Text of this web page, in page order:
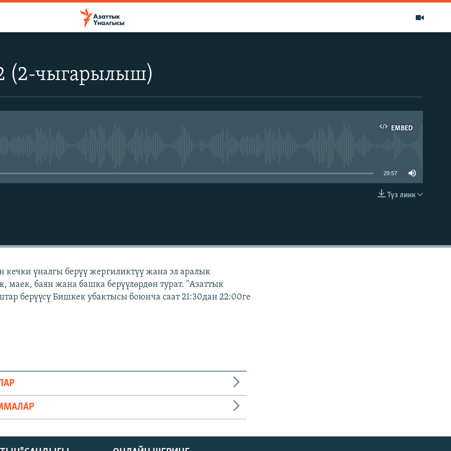
(2-чыгарылыш)
EMBED
EMBED
29:57
Түз линк
кечки үналгы берүү жергиликтүү жана эл аралык
маек, баян жана башка берүүлөрдөн турат. "Азаттык
берүүсү Бишкек убактысы боюнча саат 21:30дан 22:00ге